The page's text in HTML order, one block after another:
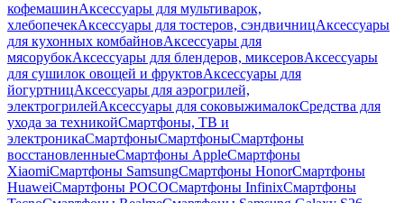
кофемашинАксессуары для мультиварок,
хлебопечекАксессуары для тостеров, сэндвичницАксессуары
для кухонных комбайновАксессуары для
мясорубокАксессуары для блендеров, миксеровАксессуары
для сушилок овощей и фруктовАксессуары для
йогуртницАксессуары для аэрогрилей,
электрогрилейАксессуары для соковыжималокСредства для
ухода за техникойСмартфоны, ТВ и
электроникаСмартфоныСмартфоныСмартфоны
восстановленныеСмартфоны AppleСмартфоны
XiaomiСмартфоны SamsungСмартфоны HonorСмартфоны
HuaweiСмартфоны POCOСмартфоны InfinixСмартфоны